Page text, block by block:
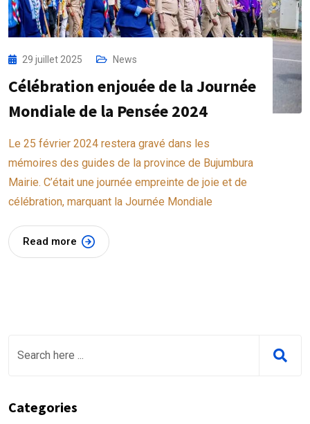
29 juillet 2025 News
Célébration enjouée de la Journée
Mondiale de la Pensée 2024
Le 25 février 2024 restera gravé dans les
mémoires des guides de la province de Bujumbura
Mairie. C’était une journée empreinte de joie et de
célébration, marquant la Journée Mondiale
Read more
Categories